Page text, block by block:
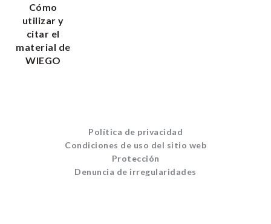
Cómo
utilizar y
citar el
material de
WIEGO
Política de privacidad
Condiciones de uso del sitio web
Protección
Denuncia de irregularidades